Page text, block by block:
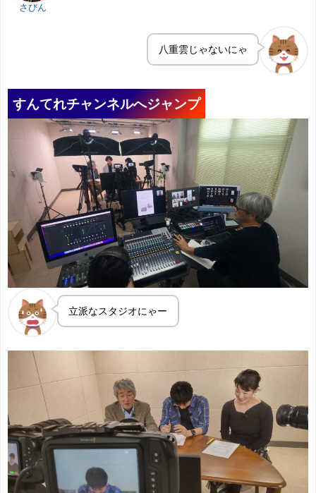
さびん
八重雲じゃないにゃ
すんてれチャンネルへジャンプ
立派なスタジオにゃー